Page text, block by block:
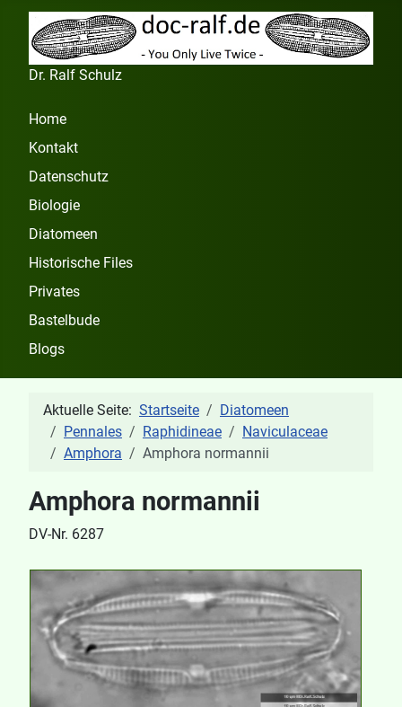
Dr. Ralf Schulz
Home
Kontakt
Datenschutz
Biologie
Diatomeen
Historische Files
Privates
Bastelbude
Blogs
Aktuelle Seite: Startseite
Diatomeen
Pennales
Raphidineae
Naviculaceae
Amphora
Amphora normannii
Amphora normannii
DV-Nr. 6287